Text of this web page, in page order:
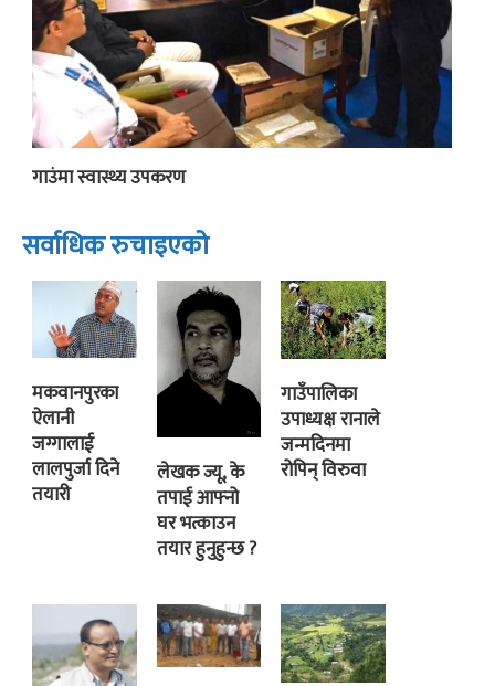
गाउंमा स्वास्थ्य उपकरण
सर्वाधिक रुचाइएको
मकवानपुरका
ऐलानी
जग्गालाई
लालपुर्जा दिने
तयारी
लेखक ज्यू, के
तपाई आफ्नो
घर भत्काउन
तयार हुनुहुन्छ ?
गाउँपालिका
उपाध्यक्ष रानाले
जन्मदिनमा
रोपिन् विरुवा